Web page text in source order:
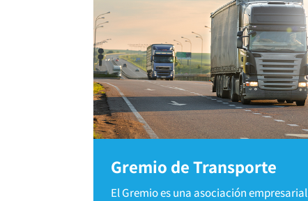
Gremio de Transporte
El Gremio es una asociación empresarial